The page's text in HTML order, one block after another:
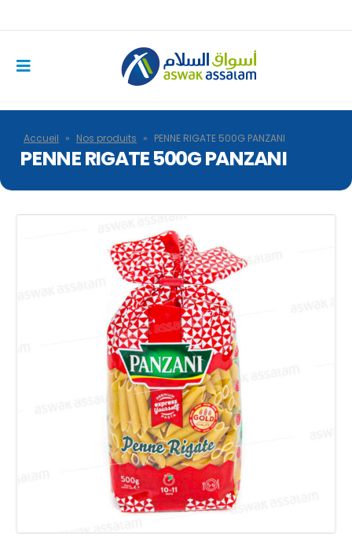
Accueil » Nos produits » PENNE RIGATE 500G PANZANI
PENNE RIGATE 500G PANZANI